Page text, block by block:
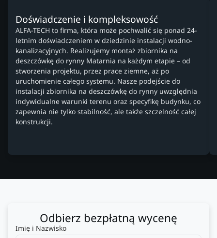
Doświadczenie i kompleksowość
ALFA-TECH to firma, która może pochwalić się ponad 24-
letnim doświadczeniem w dziedzinie instalacji wodno-
kanalizacyjnych. Realizujemy montaż zbiornika na
deszczówkę do rynny Matarnia na każdym etapie – od
stworzenia projektu, przez prace ziemne, aż po
uruchomienie całego systemu. Nasze podejście do
instalacji zbiornika na deszczówkę do rynny uwzględnia
indywidualne warunki terenu oraz specyfikę budynku, co
zapewnia nie tylko stabilność, ale także szczelność całej
konstrukcji.
Odbierz bezpłatną wycenę
Imię i Nazwisko